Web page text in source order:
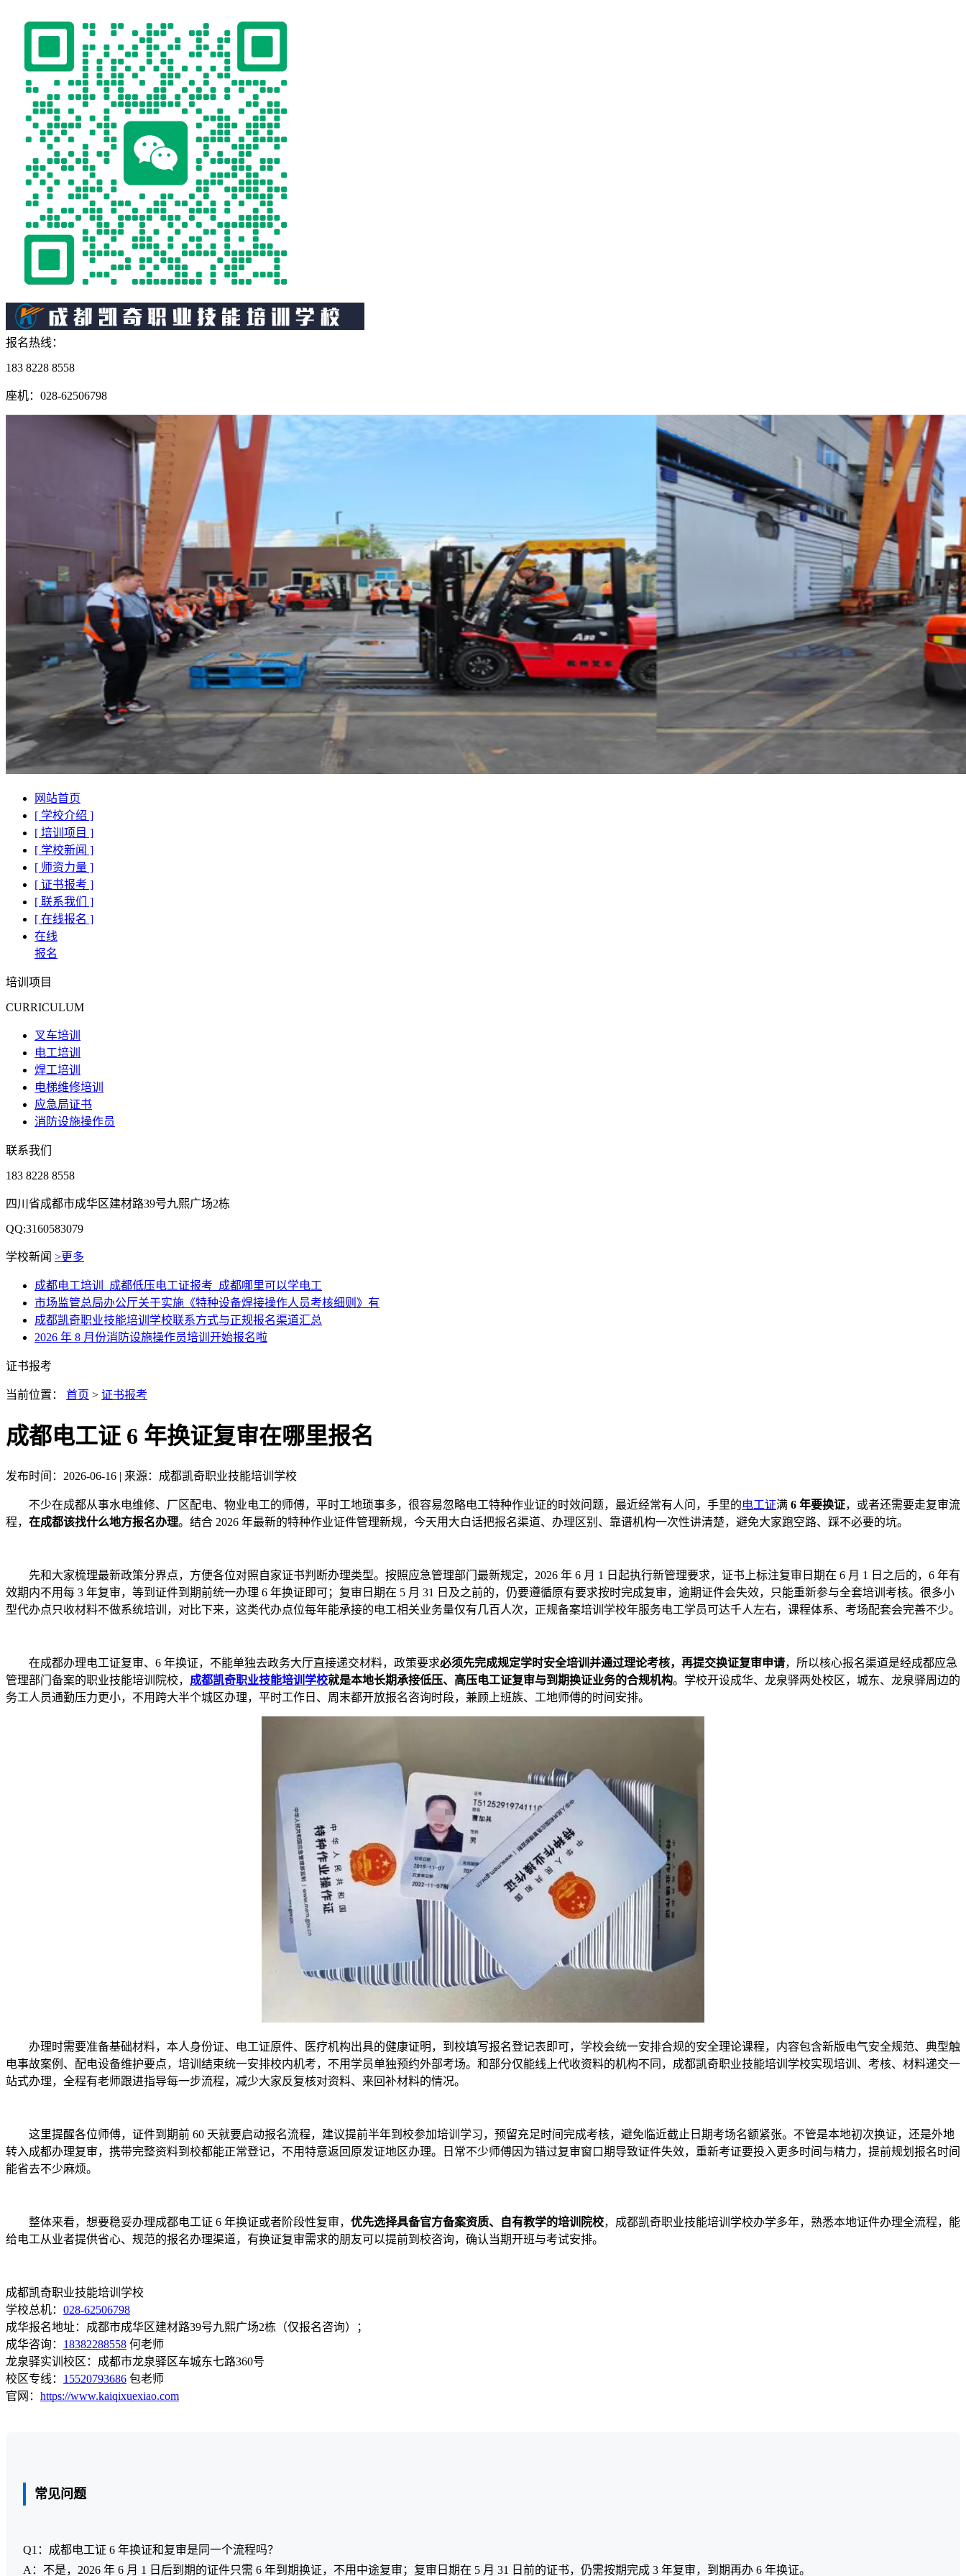
报名热线：
183 8228 8558
座机：028-62506798
网站首页
[ 学校介绍 ]
[ 培训项目 ]
[ 学校新闻 ]
[ 师资力量 ]
[ 证书报考 ]
[ 联系我们 ]
[ 在线报名 ]
在线
报名
培训项目
CURRICULUM
叉车培训
电工培训
焊工培训
电梯维修培训
应急局证书
消防设施操作员
联系我们
183 8228 8558
四川省成都市成华区建材路39号九熙广场2栋
QQ:3160583079
学校新闻 >更多
成都电工培训_成都低压电工证报考_成都哪里可以学电工
市场监管总局办公厅关于实施《特种设备焊接操作人员考核细则》有
成都凯奇职业技能培训学校联系方式与正规报名渠道汇总
2026 年 8 月份消防设施操作员培训开始报名啦
证书报考
当前位置： 首页 > 证书报考
成都电工证 6 年换证复审在哪里报名
发布时间： 2026-06-16 | 来源： 成都凯奇职业技能培训学校
不少在成都从事水电维修、厂区配电、物业电工的师傅，平时工地琐事多，很容易忽略电工特种作业证的时效问题，最近经常有人问，手里的电工证满 6 年要换证，或者还需要走复审流
程， 在成都该找什么地方报名办理。结合 2026 年最新的特种作业证件管理新规，今天用大白话把报名渠道、办理区别、靠谱机构一次性讲清楚，避免大家跑空路、踩不必要的坑。
先和大家梳理最新政策分界点，方便各位对照自家证书判断办理类型。按照应急管理部门最新规定，2026 年 6 月 1 日起执行新管理要求，证书上标注复审日期在 6 月 1 日之后的，6 年有
效期内不用每 3 年复审，等到证件到期前统一办理 6 年换证即可；复审日期在 5 月 31 日及之前的，仍要遵循原有要求按时完成复审，逾期证件会失效，只能重新参与全套培训考核。很多小
型代办点只收材料不做系统培训，对比下来，这类代办点位每年能承接的电工相关业务量仅有几百人次，正规备案培训学校年服务电工学员可达千人左右，课程体系、考场配套会完善不少。
在成都办理电工证复审、6 年换证，不能单独去政务大厅直接递交材料，政策要求必须先完成规定学时安全培训并通过理论考核，再提交换证复审申请，所以核心报名渠道是经成都应急
管理部门备案的职业技能培训院校， 成都凯奇职业技能培训学校就是本地长期承接低压、高压电工证复审与到期换证业务的合规机构。学校开设成华、龙泉驿两处校区，城东、龙泉驿周边的
务工人员通勤压力更小，不用跨大半个城区办理，平时工作日、周末都开放报名咨询时段，兼顾上班族、工地师傅的时间安排。
办理时需要准备基础材料，本人身份证、电工证原件、医疗机构出具的健康证明，到校填写报名登记表即可，学校会统一安排合规的安全理论课程，内容包含新版电气安全规范、典型触
电事故案例、配电设备维护要点，培训结束统一安排校内机考，不用学员单独预约外部考场。和部分仅能线上代收资料的机构不同，成都凯奇职业技能培训学校实现培训、考核、材料递交一
站式办理，全程有老师跟进指导每一步流程，减少大家反复核对资料、来回补材料的情况。
这里提醒各位师傅，证件到期前 60 天就要启动报名流程，建议提前半年到校参加培训学习，预留充足时间完成考核，避免临近截止日期考场名额紧张。不管是本地初次换证，还是外地
转入成都办理复审，携带完整资料到校都能正常登记，不用特意返回原发证地区办理。日常不少师傅因为错过复审窗口期导致证件失效，重新考证要投入更多时间与精力，提前规划报名时间
能省去不少麻烦。
整体来看，想要稳妥办理成都电工证 6 年换证或者阶段性复审， 优先选择具备官方备案资质、自有教学的培训院校，成都凯奇职业技能培训学校办学多年，熟悉本地证件办理全流程，能
给电工从业者提供省心、规范的报名办理渠道，有换证复审需求的朋友可以提前到校咨询，确认当期开班与考试安排。
成都凯奇职业技能培训学校
学校总机： 028-62506798
成华报名地址：成都市成华区建材路39号九熙广场2栋（仅报名咨询）；
成华咨询： 18382288558 何老师
龙泉驿实训校区：成都市龙泉驿区车城东七路360号
校区专线： 15520793686 包老师
官网： https://www.kaiqixuexiao.com
常见问题
Q1：成都电工证 6 年换证和复审是同一个流程吗？
A：不是，2026 年 6 月 1 日后到期的证件只需 6 年到期换证，不用中途复审；复审日期在 5 月 31 日前的证书，仍需按期完成 3 年复审，到期再办 6 年换证。